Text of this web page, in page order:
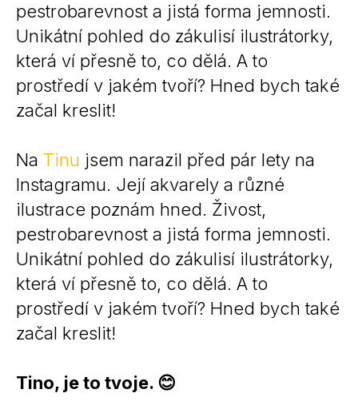
pestrobarevnost a jistá forma jemnosti.
Unikátní pohled do zákulisí ilustrátorky,
která ví přesně to, co dělá. A to
prostředí v jakém tvoří? Hned bych také
začal kreslit!
Na Tinu jsem narazil před pár lety na
Instagramu. Její akvarely a různé
ilustrace poznám hned. Živost,
pestrobarevnost a jistá forma jemnosti.
Unikátní pohled do zákulisí ilustrátorky,
která ví přesně to, co dělá. A to
prostředí v jakém tvoří? Hned bych také
začal kreslit!
Tino, je to tvoje. 😊